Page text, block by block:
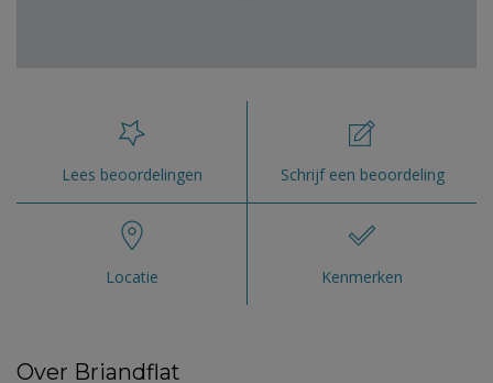
Lees beoordelingen Schrijf een beoordeling
Locatie Kenmerken
Over Briandflat